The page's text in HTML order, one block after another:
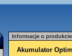
Informacje o produkcie
Akumulator